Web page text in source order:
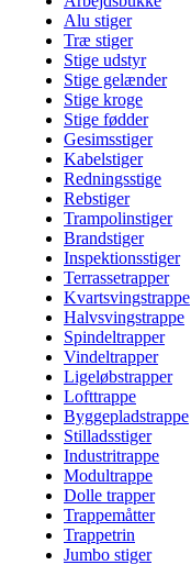
Alu stiger
Træ stiger
Stige udstyr
Stige gelænder
Stige kroge
Stige fødder
Gesimsstiger
Kabelstiger
Redningsstige
Rebstiger
Trampolinstiger
Brandstiger
Inspektionsstiger
Terrassetrapper
Kvartsvingstrappe
Halvsvingstrappe
Spindeltrapper
Vindeltrapper
Ligeløbstrapper
Lofttrappe
Byggepladstrappe
Stilladsstiger
Industritrappe
Modultrappe
Dolle trapper
Trappemåtter
Trappetrin
Jumbo stiger